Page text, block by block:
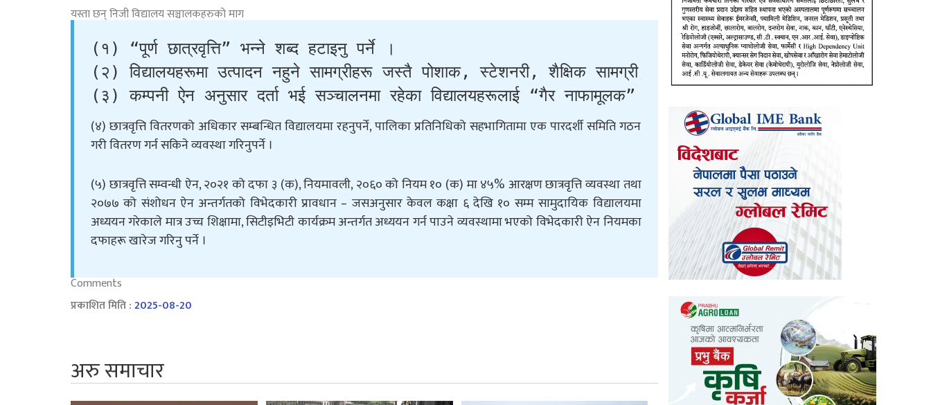
यस्ता छन् निजी विद्यालय सञ्चालकहरुको माग
(१) “पूर्ण छात्रवृत्ति” भन्ने शब्द हटाइनु पर्ने ।
(२) विद्यालयहरूमा उत्पादन नहुने सामग्रीहरू जस्तै पोशाक, स्टेशनरी, शैक्षिक सामग्री, खाना – खाजा उपलब्ध गराउने प्रावधान
(३) कम्पनी ऐन अनुसार दर्ता भई सञ्चालनमा रहेका विद्यालयहरूलाई “गैर नाफामूलक” बनाउदै लगिने भन्ने प्रावधान हटाइनु पर्ने ।
(४) छात्रवृत्ति वितरणको अधिकार सम्बन्धित विद्यालयमा रहनुपर्ने, पालिका प्रतिनिधिको सहभागितामा एक पारदर्शी समिति गठन
गरी वितरण गर्न सकिने व्यवस्था गरिनुपर्ने ।
(५) छात्रवृत्ति सम्वन्धी ऐन, २०२१ को दफा ३ (क), नियमावली, २०६० को नियम १० (क) मा ४५% आरक्षण छात्रवृत्ति व्यवस्था तथा
२०७७ को संशोधन ऐन अन्तर्गतको विभेदकारी प्रावधान – जसअनुसार केवल कक्षा ६ देखि १० सम्म सामुदायिक विद्यालयमा
अध्ययन गरेकाले मात्र उच्च शिक्षामा, सिटीइभिटी कार्यक्रम अन्तर्गत अध्ययन गर्न पाउने व्यवस्थामा भएको विभेदकारी ऐन नियमका
दफाहरू खारेज गरिनु पर्ने ।
Comments
प्रकाशित मिति :2025-08-20
अरु समाचार